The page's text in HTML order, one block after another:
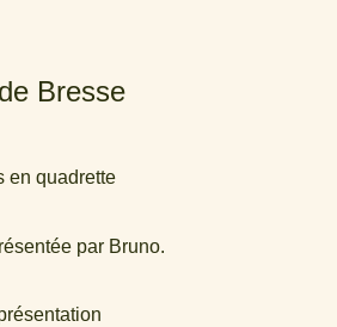
Bresse
en quadrette
par Bruno.